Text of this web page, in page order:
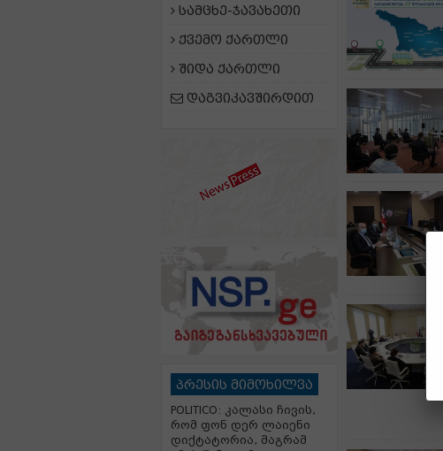
სამცხე-ჯავახეთი
ქვემო ქართლი
შიდა ქართლი
დაგვიკავშირდით
პრესის მიმოხილვა
POLITICO: კალასი ჩივის,
რომ ფონ დერ ლაიენი
დიქტატორია, მაგრამ